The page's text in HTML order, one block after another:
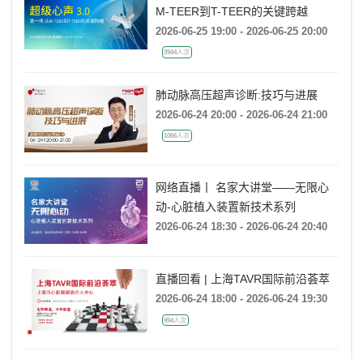
M-TEER到T-TEER的关键跨越
2026-06-25 19:00 - 2026-06-25 20:00
3944人次
肺动脉高压超声诊断:技巧与进展
2026-06-24 20:00 - 2026-06-24 21:00
1066人次
网络直播丨 名家大讲堂——无限心
动-心脏植入装置新技术系列
2026-06-24 18:30 - 2026-06-24 20:40
直播回看 | 上海TAVR国际前沿荟萃
2026-06-24 18:00 - 2026-06-24 19:30
994人次